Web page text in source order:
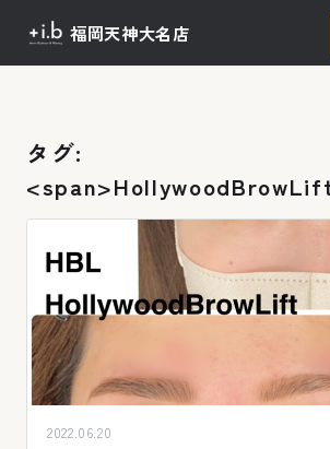
福岡天神大名店
TOP
施術の流れ
よくあるご質問
アクセス
ご予約
タグ:
2022.06.20